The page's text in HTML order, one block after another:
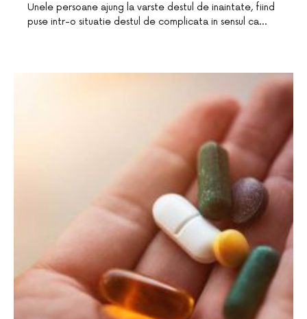
Unele persoane ajung la varste destul de inaintate, fiind
puse intr-o situatie destul de complicata in sensul ca…